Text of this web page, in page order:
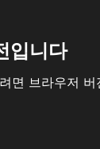
입니다
면 브라우저